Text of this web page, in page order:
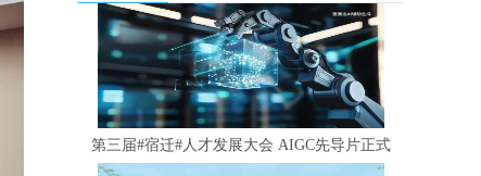
第三届#宿迁#人才发展大会 AIGC先导片正式